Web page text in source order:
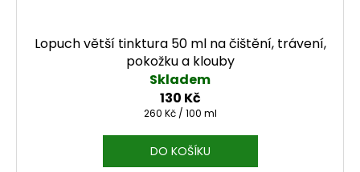
Lopuch větší tinktura 50 ml na čištění, trávení,
pokožku a klouby
Skladem
130 Kč
Měrná cena:
260 Kč / 100 ml
DO KOŠÍKU